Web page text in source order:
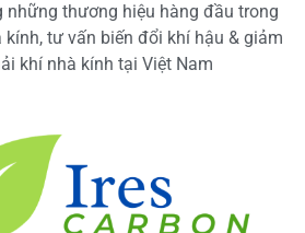
những thương hiệu hàng đầu trong
kính, tư vấn biến đổi khí hậu & giảm
khí nhà kính tại Việt Nam